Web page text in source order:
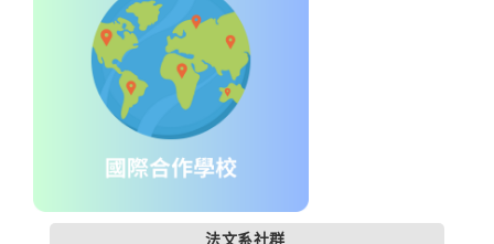
法文系社群